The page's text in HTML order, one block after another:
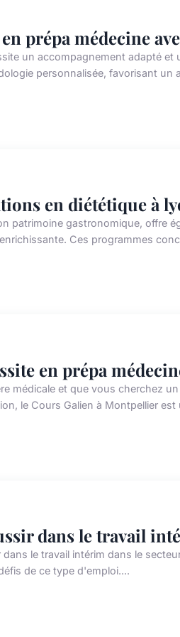
prépa médecine
un accompagnement adapté
personnalisée, favorisant un
en diététique à
patrimoine gastronomique, offre
Ces programmes
en prépa
médicale et que vous cherchez
le Cours Galien à Montpellier
dans le travail
le travail intérim dans le
de ce type d'emploi....